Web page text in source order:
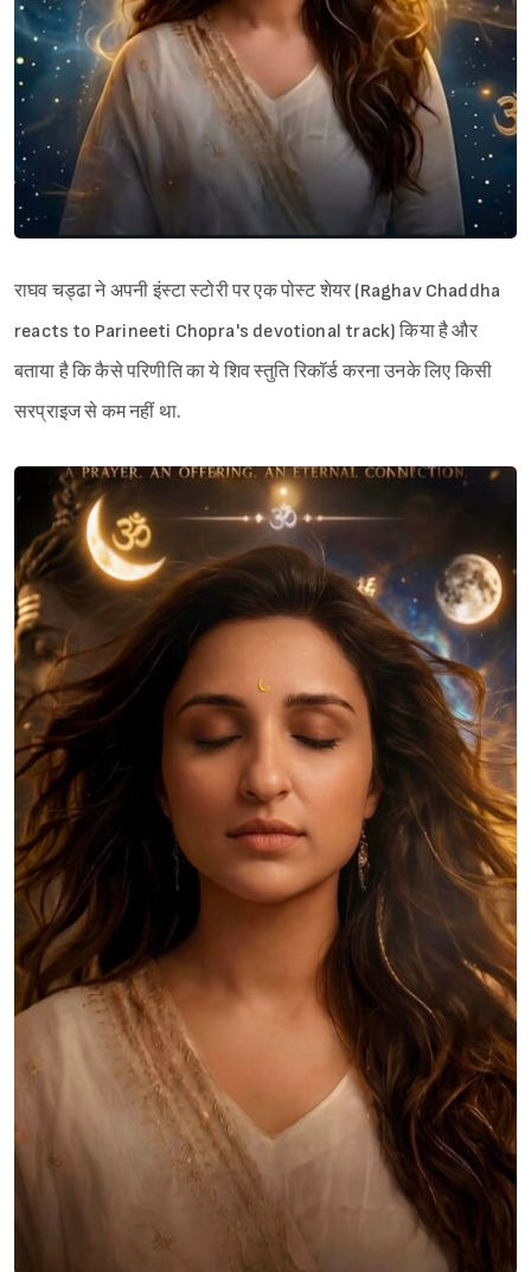
राघव चड्ढा ने अपनी इंस्टा स्टोरी पर एक पोस्ट शेयर (Raghav Chaddha
reacts to Parineeti Chopra's devotional track) किया है और
बताया है कि कैसे परिणीति का ये शिव स्तुति रिकॉर्ड करना उनके लिए किसी
सरप्राइज से कम नहीं था.